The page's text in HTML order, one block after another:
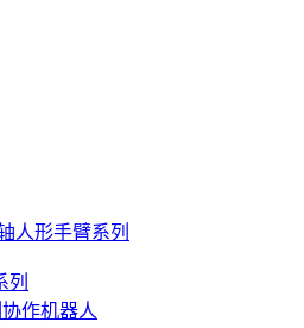
列